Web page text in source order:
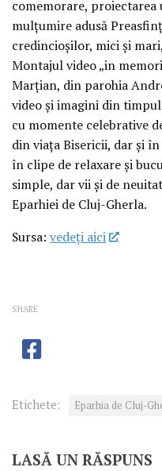
comemorare,
mulțumire adusă
credincioșilor, mici și
Montajul video „in
Marțian, din parohia
video și imagini din
cu momente celebrative
din viața Bisericii, dar și
în clipe de relaxare și
simple, dar vii și de
Eparhiei de Cluj-Gherla.
Sursa: vedeţi aici
SHARE
Etichete: Eparhia de Cluj-
LASĂ UN RĂSPUNS